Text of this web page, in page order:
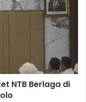
NTB Berlaga di